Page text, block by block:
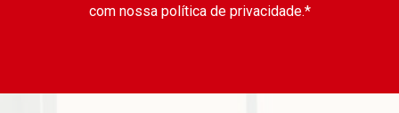
com nossa política de privacidade.*